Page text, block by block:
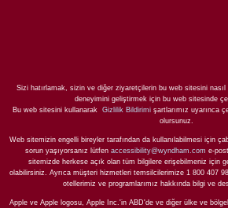
Sizi hatırlamak, sizin ve diğer ziyaretçilerin bu web sitesini nasıl
deneyimini geliştirmek için bu web sitesinde
Bu web sitesini kullanarak Gizlilik Bildirimişartlarımız uyarınca
olursunuz.
Web sitemizin engelli bireyler tarafından da kullanılabilmesi için
sorun yaşıyorsanız lütfen accessibility@wyndham.com e-
sitemizde herkese açık olan tüm bilgilere erişebilmeniz için
olabilirsiniz. Ayrıca müşteri hizmetleri temsilcilerimize 1 800 407
otellerimiz ve programlarımız hakkında bilgi ve
Apple ve Apple logosu, Apple Inc.'in ABD'de ve diğer ülke ve